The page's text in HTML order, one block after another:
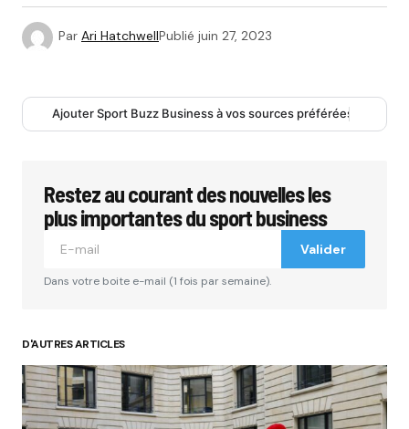
Par Ari HatchwellPublié juin 27, 2023
Ajouter Sport Buzz Business à vos sources préférées
Restez au courant des nouvelles les
plus importantes du sport business
Valider
Dans votre boite e-mail (1 fois par semaine).
D'AUTRES ARTICLES